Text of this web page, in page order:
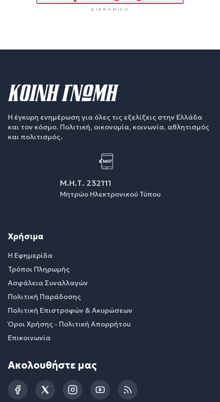
ΔΙΑΦΉΜΙΣΗ
Η έγκυρη ενημέρωση για όλες τις εξελίξεις στην Ελλάδα
και τον κόσμο. Πολιτική, οικονομία, κοινωνία, αθλητισμός
και πολιτισμός.
Μ.Η.Τ. 232111
Μητρώο Ηλεκτρονικού Τύπου
Χρήσιμα
Η Εφημερίδα
Τρόποι Πληρωμής
Ασφάλεια Συναλλαγών
Πολιτική Παράδοσης
Πολιτική Επιστροφών & Ακυρώσεων
Όροι Χρήσης - Πολιτική Απορρήτου
Επικοινωνία
Ακολουθήστε μας
FacebookTwitterInstagramYouTubeRSS